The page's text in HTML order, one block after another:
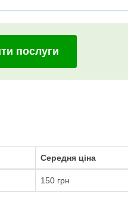
послуги
Середня ціна
150 грн